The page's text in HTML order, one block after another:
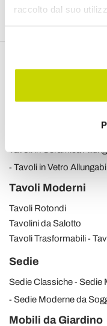
raccolto dal suo
Tavoli in Vetro
Tavoli Moderni
Tavoli Rotondi
Tavolini da Salotto
Tavoli Trasformabili
Sedie
Sedie Classiche
Sedie
Sedie Moderne da
Mobili da Giardino